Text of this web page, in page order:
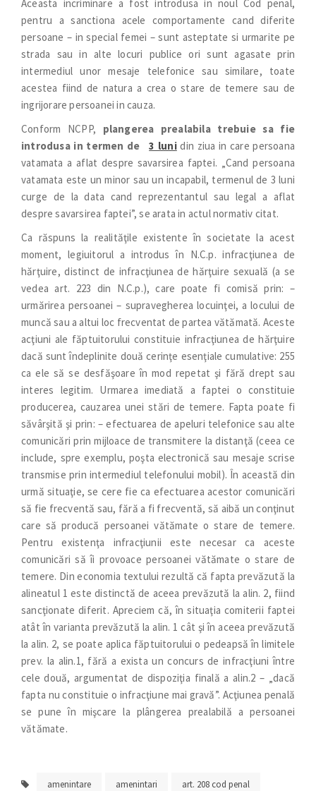
Aceasta incriminare a fost introdusa in noul Cod penal,
pentru a sanctiona acele comportamente cand diferite
persoane – in special femei – sunt asteptate si urmarite pe
strada sau in alte locuri publice ori sunt agasate prin
intermediul unor mesaje telefonice sau similare, toate
acestea fiind de natura a crea o stare de temere sau de
ingrijorare persoanei in cauza.
Conform NCPP, plangerea prealabila trebuie sa fie
introdusa in termen de
3 lunidin ziua in care persoana
vatamata a aflat despre savarsirea faptei. „Cand persoana
vatamata este un minor sau un incapabil, termenul de 3 luni
curge de la data cand reprezentantul sau legal a aflat
despre savarsirea faptei”, se arata in actul normativ citat.
Ca răspuns la realităţile existente în societate la acest
moment, legiuitorul a introdus în N.C.p. infracţiunea de
hărţuire, distinct de infracţiunea de hărţuire sexuală (a se
vedea art. 223 din N.C.p.), care poate fi comisă prin: –
urmărirea persoanei – supravegherea locuinţei, a locului de
muncă sau a altui loc frecventat de partea vătămată. Aceste
acţiuni ale făptuitorului constituie infracţiunea de hărţuire
dacă sunt îndeplinite două cerinţe esenţiale cumulative: 255
ca ele să se desfăşoare în mod repetat şi fără drept sau
interes legitim. Urmarea imediată a faptei o constituie
producerea, cauzarea unei stări de temere. Fapta poate fi
săvârşită şi prin: – efectuarea de apeluri telefonice sau alte
comunicări prin mijloace de transmitere la distanţă (ceea ce
include, spre exemplu, poşta electronică sau mesaje scrise
transmise prin intermediul telefonului mobil). În această din
urmă situaţie, se cere fie ca efectuarea acestor comunicări
să fie frecventă sau, fără a fi frecventă, să aibă un conţinut
care să producă persoanei vătămate o stare de temere.
Pentru existenţa infracţiunii este necesar ca aceste
comunicări să îi provoace persoanei vătămate o stare de
temere. Din economia textului rezultă că fapta prevăzută la
alineatul 1 este distinctă de aceea prevăzută la alin. 2, fiind
sancţionate diferit. Apreciem că, în situaţia comiterii faptei
atât în varianta prevăzută la alin. 1 cât şi în aceea prevăzută
la alin. 2, se poate aplica făptuitorului o pedeapsă în limitele
prev. la alin.1, fără a exista un concurs de infracţiuni între
cele două, argumentat de dispoziţia finală a alin.2 – „dacă
fapta nu constituie o infracţiune mai gravă”. Acţiunea penală
se pune în mişcare la plângerea prealabilă a persoanei
vătămate.
amenintare amenintari art. 208 cod penal